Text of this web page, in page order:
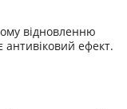
відновленню
антивіковий ефект.